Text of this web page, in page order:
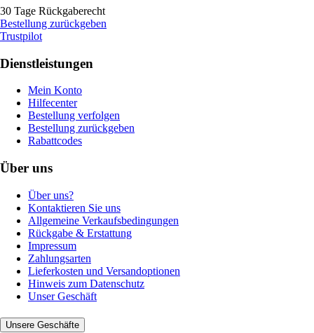
30 Tage Rückgaberecht
Bestellung zurückgeben
Trustpilot
Dienstleistungen
Mein Konto
Hilfecenter
Bestellung verfolgen
Bestellung zurückgeben
Rabattcodes
Über uns
Über uns?
Kontaktieren Sie uns
Allgemeine Verkaufsbedingungen
Rückgabe & Erstattung
Impressum
Zahlungsarten
Lieferkosten und Versandoptionen
Hinweis zum Datenschutz
Unser Geschäft
Unsere Geschäfte